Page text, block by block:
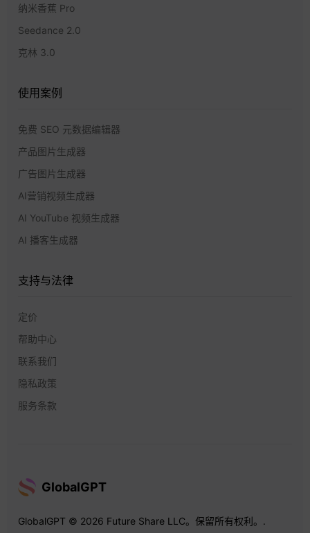
纳米香蕉 Pro
Seedance 2.0
克林 3.0
使用案例
免费 SEO 元数据编辑器
产品图片生成器
广告图片生成器
AI营销视频生成器
AI YouTube 视频生成器
AI 播客生成器
支持与法律
定价
帮助中心
联系我们
隐私政策
服务条款
GlobalGPT
GlobalGPT © 2026 Future Share LLC。保留所有权利。.